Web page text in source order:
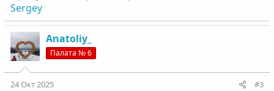
Sergey
Anatoliy_
Палата № 6
24 Окт 2025 #3